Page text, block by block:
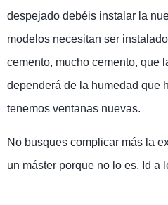
despejado debéis instalar la
modelos necesitan ser
cemento, mucho cemento, que
dependerá de la humedad que
tenemos ventanas nuevas.
No busques complicar más la
un máster porque no lo es. Id a